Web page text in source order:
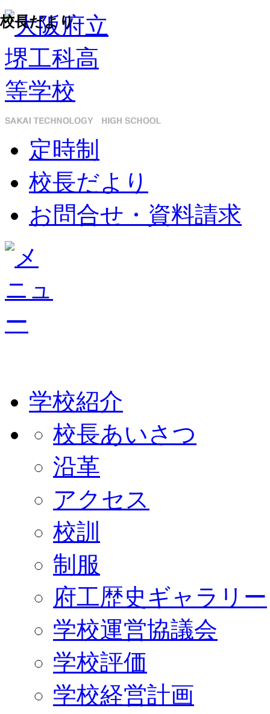
定時制
校長だより
お問合せ・資料請求
学校紹介
校長あいさつ
沿革
アクセス
校訓
制服
府工歴史ギャラリー
学校運営協議会
学校評価
学校経営計画
校長だより